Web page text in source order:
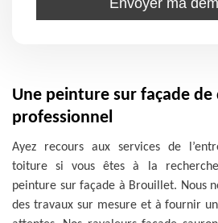
Une peinture sur façade
professionnel
Ayez recours aux services de
toiture si vous êtes à la recherche
peinture sur façade à Brouillet. Nous
des travaux sur mesure et à fournir